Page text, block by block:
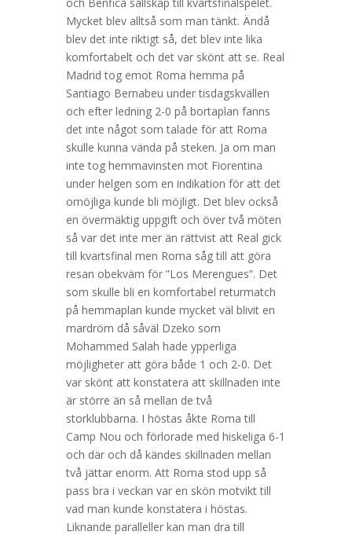
Mycket blev alltså som man tänkt. Ändå
blev det inte riktigt så, det blev inte lika
komfortabelt och det var skönt att se. Real
Madrid tog emot Roma hemma på
Santiago Bernabeu under tisdagskvällen
och efter ledning 2-0 på bortaplan fanns
det inte något som talade för att Roma
skulle kunna vända på steken. Ja om man
inte tog hemmavinsten mot Fiorentina
under helgen som en indikation för att det
omöjliga kunde bli möjligt. Det blev också
en övermäktig uppgift och över två möten
så var det inte mer än rättvist att Real gick
till kvartsfinal men Roma såg till att göra
resan obekväm för ”Los Merengues”. Det
som skulle bli en komfortabel returmatch
på hemmaplan kunde mycket väl blivit en
mardröm då såväl Dzeko som
Mohammed Salah hade ypperliga
möjligheter att göra både 1 och 2-0. Det
var skönt att konstatera att skillnaden inte
är större än så mellan de två
storklubbarna. I höstas åkte Roma till
Camp Nou och förlorade med hiskeliga 6-1
och där och då kändes skillnaden mellan
två jättar enorm. Att Roma stod upp så
pass bra i veckan var en skön motvikt till
vad man kunde konstatera i höstas.
Liknande paralleller kan man dra till